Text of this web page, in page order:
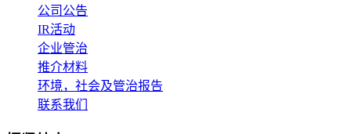
公司公告
IR活动
企业管治
推介材料
环境，社会及管治报告
联系我们